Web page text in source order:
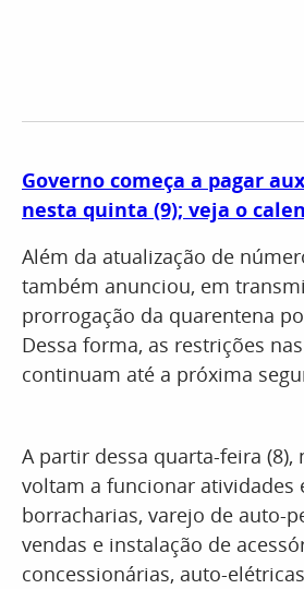
Governo começa a pagar
nesta quinta (9); veja o
Além da atualização de
também anunciou, em
prorrogação da quarentena
Dessa forma, as restrições
continuam até a próxima
A partir dessa quarta-feira (8),
voltam a funcionar atividades
borracharias, varejo de auto-
vendas e instalação de
concessionárias, auto-